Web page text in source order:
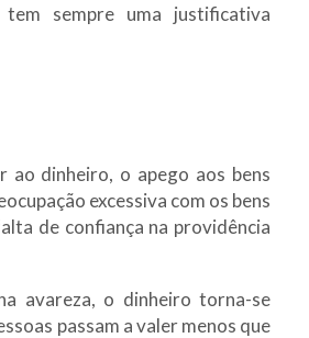
sempre uma justificativa
ao dinheiro, o apego aos bens
excessiva com os bens
de confiança na providência
avareza, o dinheiro torna-se
passam a valer menos que